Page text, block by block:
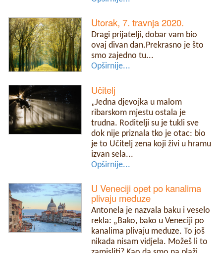
Utorak, 7. travnja 2020.
Dragi prijatelji, dobar vam bio
ovaj divan dan.Prekrasno je što
smo zajedno tu...
Opširnije...
Učitelj
„Jedna djevojka u malom
ribarskom mjestu ostala je
trudna. Roditelji su je tukli sve
dok nije priznala tko je otac: bio
je to Učitelj zena koji živi u hramu
izvan sela...
Opširnije...
U Veneciji opet po kanalima
plivaju meduze
Antonela je nazvala baku i veselo
rekla: „Bako, bako u Veneciji po
kanalima plivaju meduze. To još
nikada nisam vidjela. Možeš li to